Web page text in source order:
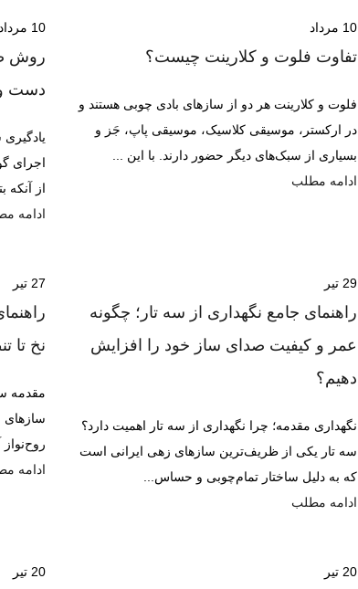
10 مرداد
تفاوت فلوت و کلارینت چیست؟
فلوت و کلارینت هر دو از سازهای بادی چوبی هستند و
در ارکستر، موسیقی کلاسیک، موسیقی پاپ، جَز و
بسیاری از سبک‌های دیگر حضور دارند. با این ...
ادامه مطلب
10 مرداد
روش
دست و
اجرای
از آنکه
ادامه
29 تیر
راهنمای جامع نگهداری از سه تار؛ چگونه
عمر و کیفیت صدای ساز خود را افزایش
دهیم؟
نگهداری مقدمه؛ چرا نگهداری از سه تار اهمیت دارد؟
سه تار یکی از ظریف‌ترین سازهای زهی ایرانی است
که به دلیل ساختار تمام‌چوبی و حساس...
ادامه مطلب
27 تیر
نخ تا
مقدمه
ادامه
20 تیر 20 تیر